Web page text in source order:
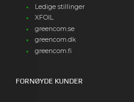
Ledige stillinger
XFOIL
greencom.se
greencom.dk
greencom.fi
FORNØYDE KUNDER